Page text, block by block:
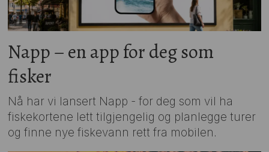
Napp – en app for deg som
fisker
Nå har vi lansert Napp - for deg som vil ha
fiskekortene lett tilgjengelig og planlegge turer
og finne nye fiskevann rett fra mobilen.